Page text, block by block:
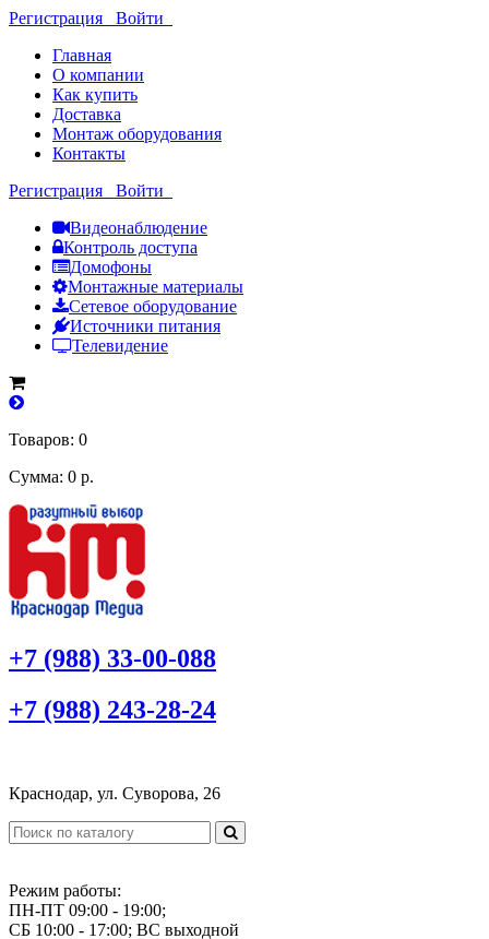
Регистрация Войти
Главная
О компании
Как купить
Доставка
Монтаж оборудования
Контакты
Регистрация Войти
Видеонаблюдение
Контроль доступа
Домофоны
Монтажные материалы
Сетевое оборудование
Источники питания
Телевидение
Товаров: 0
Сумма: 0 р.
+7 (988) 33-00-088
+7 (988) 243-28-24
Краснодар, ул. Суворова, 26
Режим работы:
ПН-ПТ 09:00 - 19:00;
СБ 10:00 - 17:00; ВС выходной